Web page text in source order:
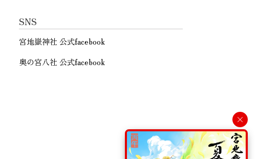
SNS
宮地嶽神社 公式facebook
奥の宮八社 公式facebook
×